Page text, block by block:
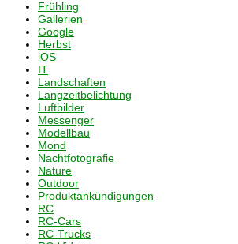
Frühling
Gallerien
Google
Herbst
iOS
IT
Landschaften
Langzeitbelichtung
Luftbilder
Messenger
Modellbau
Mond
Nachtfotografie
Nature
Outdoor
Produktankündigungen
RC
RC-Cars
RC-Trucks